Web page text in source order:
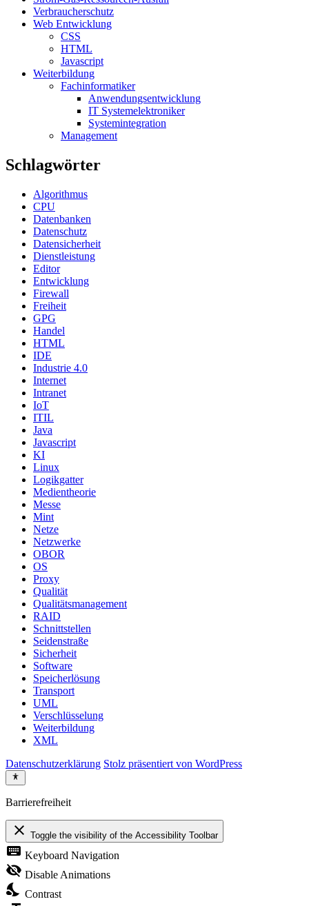
Verbraucherschutz
Web Entwicklung
CSS
HTML
Javascript
Weiterbildung
Fachinformatiker
Anwendungsentwicklung
IT Systemelektroniker
Systemintegration
Management
Schlagwörter
Algorithmus
CPU
Datenbanken
Datenschutz
Datensicherheit
Dienstleistung
Editor
Entwicklung
Firewall
Freiheit
GPG
Handel
HTML
IDE
Industrie 4.0
Internet
Intranet
IoT
ITIL
Java
Javascript
KI
Linux
Logikgatter
Medientheorie
Messe
Mint
Netze
Netzwerke
OBOR
OS
Proxy
Qualität
Qualitätsmanagement
RAID
Schnittstellen
Seidenstraße
Sicherheit
Software
Speicherlösung
Transport
UML
Verschlüsselung
Weiterbildung
XML
Datenschutzerklärung Stolz präsentiert von WordPress
Barrierefreiheit
close Toggle the visibility of the Accessibility Toolbar
keyboard Keyboard Navigation
visibility_off Disable Animations
nights_stay Contrast